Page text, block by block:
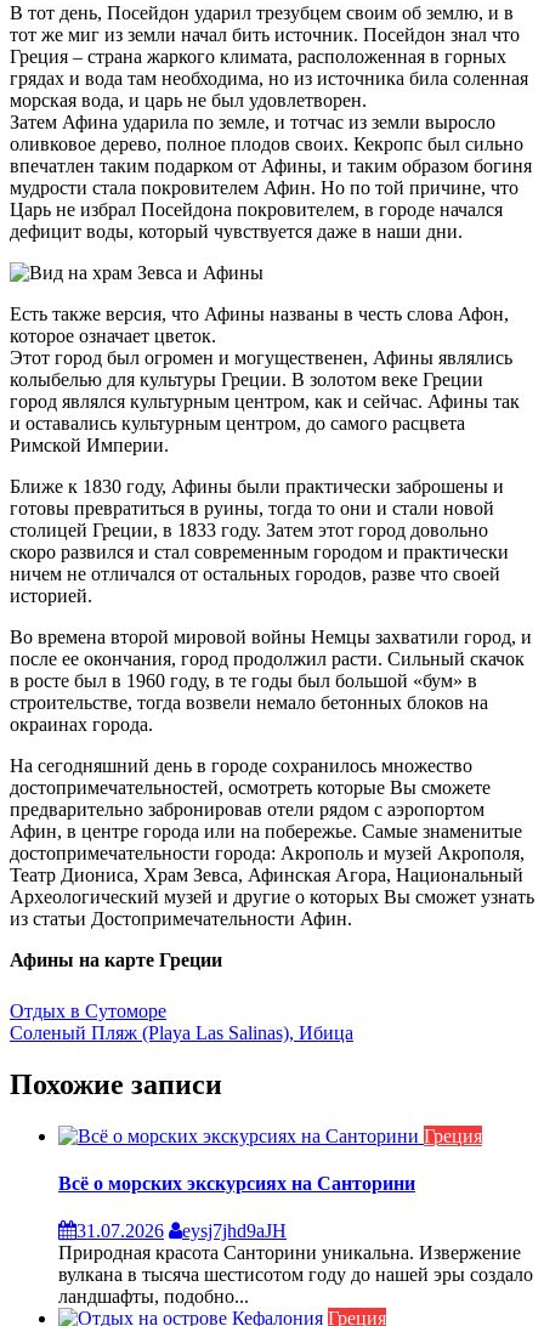
В тот день, Посейдон ударил трезубцем своим об землю, и в
тот же миг из земли начал бить источник. Посейдон знал что
Греция – страна жаркого климата, расположенная в горных
грядах и вода там необходима, но из источника била соленная
морская вода, и царь не был удовлетворен.
Затем Афина ударила по земле, и тотчас из земли выросло
оливковое дерево, полное плодов своих. Кекропс был сильно
впечатлен таким подарком от Афины, и таким образом богиня
мудрости стала покровителем Афин. Но по той причине, что
Царь не избрал Посейдона покровителем, в городе начался
дефицит воды, который чувствуется даже в наши дни.
Есть также версия, что Афины названы в честь слова Афон,
которое означает цветок.
Этот город был огромен и могущественен, Афины являлись
колыбелью для культуры Греции. В золотом веке Греции
город являлся культурным центром, как и сейчас. Афины так
и оставались культурным центром, до самого расцвета
Римской Империи.
Ближе к 1830 году, Афины были практически заброшены и
готовы превратиться в руины, тогда то они и стали новой
столицей Греции, в 1833 году. Затем этот город довольно
скоро развился и стал современным городом и практически
ничем не отличался от остальных городов, разве что своей
историей.
Во времена второй мировой войны Немцы захватили город, и
после ее окончания, город продолжил расти. Сильный скачок
в росте был в 1960 году, в те годы был большой «бум» в
строительстве, тогда возвели немало бетонных блоков на
окраинах города.
На сегодняшний день в городе сохранилось множество
достопримечательностей, осмотреть которые Вы сможете
предварительно забронировав отели рядом с аэропортом
Афин, в центре города или на побережье. Самые знаменитые
достопримечательности города: Акрополь и музей Акрополя,
Театр Диониса, Храм Зевса, Афинская Агора, Национальный
Археологический музей и другие о которых Вы сможет узнать
из статьи Достопримечательности Афин.
Афины на карте Греции
Навигация
по
записям
Отдых в Сутоморе
Соленый Пляж (Playa Las Salinas), Ибица
Похожие записи
Греция
Всё о морских экскурсиях на Санторини
31.07.2026
eysj7jhd9aJH
Природная красота Санторини уникальна. Извержение
вулкана в тысяча шестисотом году до нашей эры создало
ландшафты, подобно...
Греция